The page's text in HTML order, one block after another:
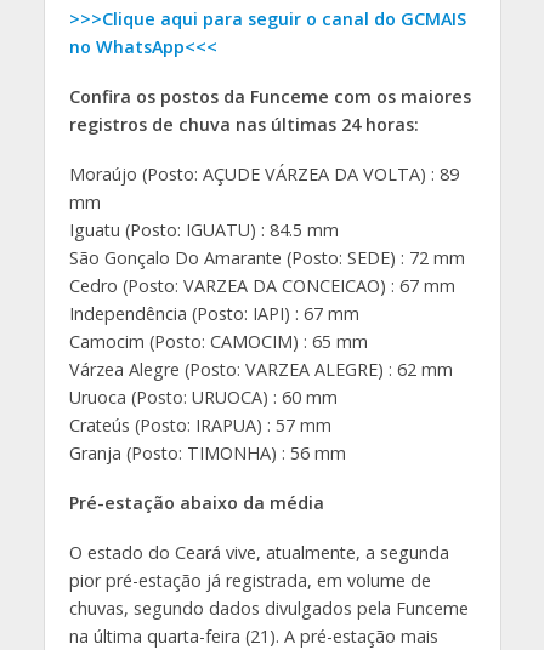
>>>Clique aqui para seguir o canal do GCMAIS
no WhatsApp<<<
Confira os postos da Funceme com os maiores
registros de chuva nas últimas 24 horas:
Moraújo (Posto: AÇUDE VÁRZEA DA VOLTA) : 89
mm
Iguatu (Posto: IGUATU) : 84.5 mm
São Gonçalo Do Amarante (Posto: SEDE) : 72 mm
Cedro (Posto: VARZEA DA CONCEICAO) : 67 mm
Independência (Posto: IAPI) : 67 mm
Camocim (Posto: CAMOCIM) : 65 mm
Várzea Alegre (Posto: VARZEA ALEGRE) : 62 mm
Uruoca (Posto: URUOCA) : 60 mm
Crateús (Posto: IRAPUA) : 57 mm
Granja (Posto: TIMONHA) : 56 mm
Pré-estação abaixo da média
O estado do Ceará vive, atualmente, a segunda
pior pré-estação já registrada, em volume de
chuvas, segundo dados divulgados pela Funceme
na última quarta-feira (21). A pré-estação mais